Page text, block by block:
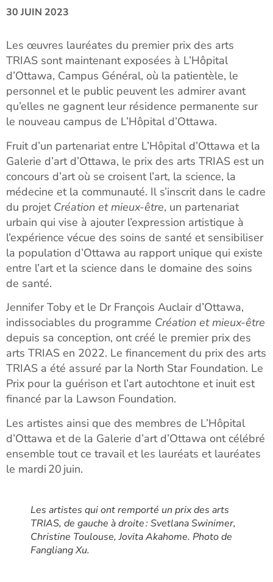
30 JUIN 2023
Les œuvres lauréates du premier prix des arts
TRIAS sont maintenant exposées à L’Hôpital
d’Ottawa, Campus Général, où la patientèle, le
personnel et le public peuvent les admirer avant
qu’elles ne gagnent leur résidence permanente sur
le nouveau campus de L’Hôpital d’Ottawa.
Fruit d’un partenariat entre L’Hôpital d’Ottawa et la
Galerie d’art d’Ottawa, le prix des arts TRIAS est un
concours d’art où se croisent l’art, la science, la
médecine et la communauté. Il s’inscrit dans le cadre
du projet Création et mieux-être, un partenariat
urbain qui vise à ajouter l’expression artistique à
l’expérience vécue des soins de santé et sensibiliser
la population d’Ottawa au rapport unique qui existe
entre l’art et la science dans le domaine des soins
de santé.
Jennifer Toby et le Dr François Auclair d’Ottawa,
indissociables du programme Création et mieux-être
depuis sa conception, ont créé le premier prix des
arts TRIAS en 2022. Le financement du prix des arts
TRIAS a été assuré par la North Star Foundation. Le
Prix pour la guérison et l’art autochtone et inuit est
financé par la Lawson Foundation.
Les artistes ainsi que des membres de L’Hôpital
d’Ottawa et de la Galerie d’art d’Ottawa ont célébré
ensemble tout ce travail et les lauréats et lauréates
le mardi 20 juin.
Les artistes qui ont remporté un prix des arts
TRIAS, de gauche à droite : Svetlana Swinimer,
Christine Toulouse, Jovita Akahome. Photo de
Fangliang Xu.